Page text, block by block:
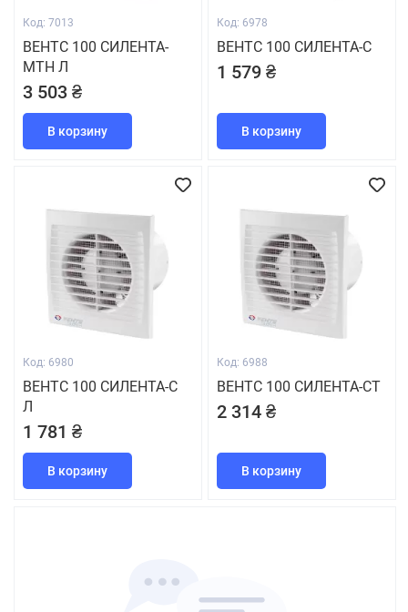
Код: 7013
ВЕНТС 100 СИЛЕНТА-
МТН Л
3 503 ₴
В корзину
Код: 6978
ВЕНТС 100 СИЛЕНТА-С
1 579 ₴
В корзину
Код: 6980
ВЕНТС 100 СИЛЕНТА-С
Л
1 781 ₴
В корзину
Код: 6988
ВЕНТС 100 СИЛЕНТА-СТ
2 314 ₴
В корзину